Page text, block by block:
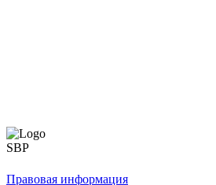
Правовая информация